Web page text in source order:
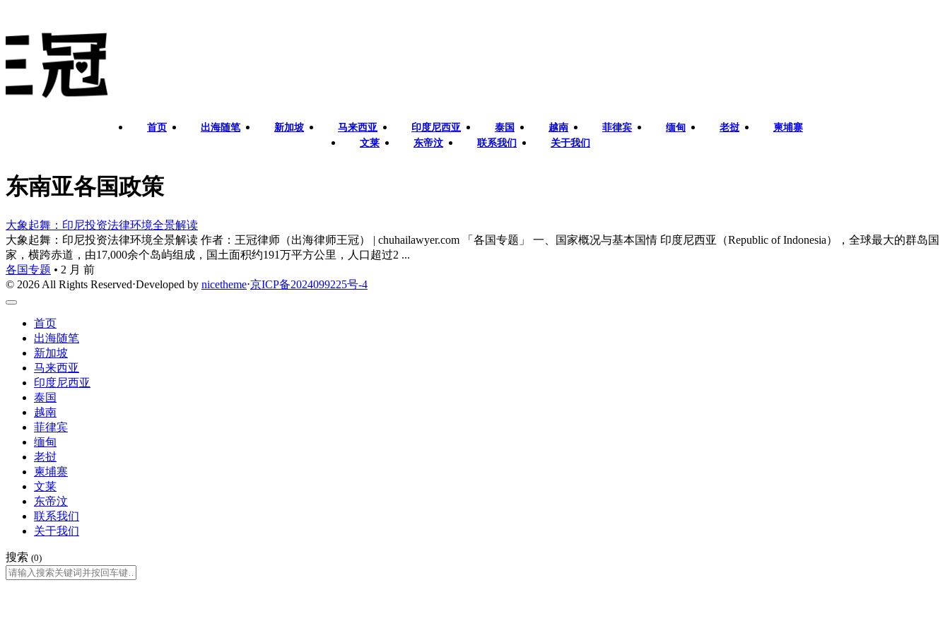
首页 出海随笔 新加坡 马来西亚 印度尼西亚 泰国 越南 菲律宾 缅甸 老挝
柬埔寨
文莱
东帝汶 联系我们 关于我们
东南亚各国政策
大象起舞：印尼投资法律环境全景解读
大象起舞：印尼投资法律环境全景解读 作者：王冠律师（出海律师王冠） | chuhailawyer.com 「各国专题」 一、国家概况与基本国情 印度尼西亚（Republic of Indonesia），全球最大的群岛国
家，横跨赤道，由17,000余个岛屿组成，国土面积约191万平方公里，人口超过2 ...
各国专题 • 2 月 前
© 2026 All Rights Reserved⋅Developed by nicetheme⋅京ICP备2024099225号-4
首页
出海随笔
新加坡
马来西亚
印度尼西亚
泰国
越南
菲律宾
缅甸
老挝
柬埔寨
文莱
东帝汶
联系我们
关于我们
搜索 (0)